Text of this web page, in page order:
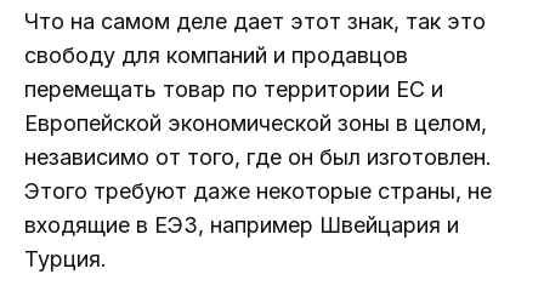
Что на самом деле дает этот знак, так это
свободу для компаний и продавцов
перемещать товар по территории ЕС и
Европейской экономической зоны в целом,
независимо от того, где он был изготовлен.
Этого требуют даже некоторые страны, не
входящие в ЕЭЗ, например Швейцария и
Турция.